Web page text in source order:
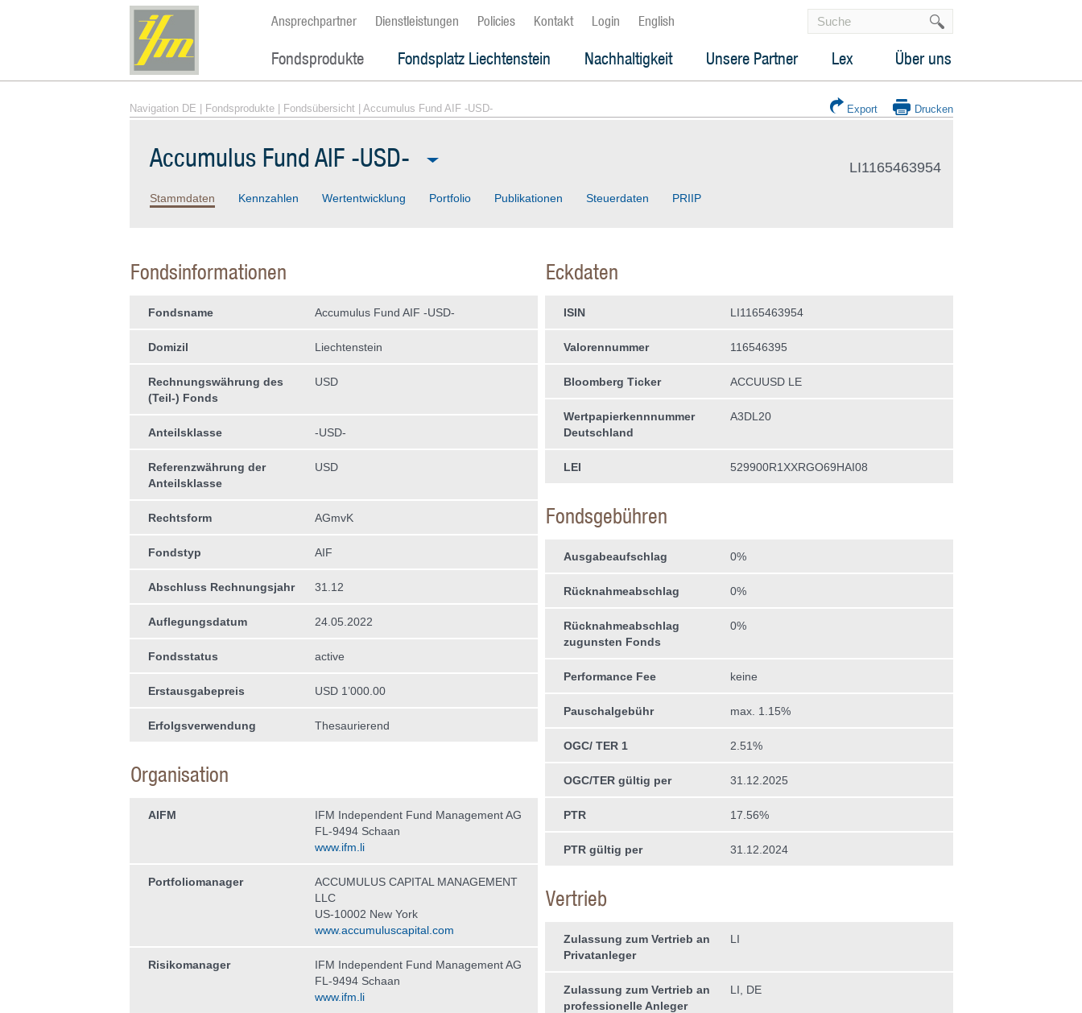
Ansprechpartner Dienstleistungen Policies Kontakt Login English
Fondsprodukte Fondsplatz Liechtenstein Nachhaltigkeit Unsere Partner Lex Über uns
Navigation DE Fondsprodukte| Fondsübersicht| Accumulus Fund AIF -USD- Export Drucken
Accumulus Fund AIF -USD- LI1165463954
Stammdaten Kennzahlen Wertentwicklung Portfolio Publikationen Steuerdaten PRIIP
Fondsinformationen
Fondsname Accumulus Fund AIF -USD-
Domizil Liechtenstein
Rechnungswährung des
(Teil-) Fonds
USD
Anteilsklasse -USD-
Referenzwährung der
Anteilsklasse
USD
Rechtsform AGmvK
Fondstyp AIF
Abschluss Rechnungsjahr 31.12
Auflegungsdatum 24.05.2022
Fondsstatus active
Erstausgabepreis USD 1’000.00
Erfolgsverwendung Thesaurierend
Organisation
AIFM
IFM Independent Fund Management AG
FL-9494 Schaan
www.ifm.li
Portfoliomanager
ACCUMULUS CAPITAL MANAGEMENT
LLC
US-10002 New York
www.accumuluscapital.com
Risikomanager
IFM Independent Fund Management AG
FL-9494 Schaan
www.ifm.li
Eckdaten
ISIN LI1165463954
Valorennummer 116546395
Bloomberg Ticker ACCUUSD LE
Wertpapierkennnummer
Deutschland
A3DL20
LEI 529900R1XXRGO69HAI08
Fondsgebühren
Ausgabeaufschlag 0%
Rücknahmeabschlag 0%
Rücknahmeabschlag
zugunsten Fonds
0%
Performance Fee keine
Pauschalgebühr max. 1.15%
OGC/ TER 1 2.51%
OGC/TER gültig per 31.12.2025
PTR 17.56%
PTR gültig per 31.12.2024
Vertrieb
Zulassung zum Vertrieb an
Privatanleger
LI
Zulassung zum Vertrieb an
professionelle Anleger
LI, DE